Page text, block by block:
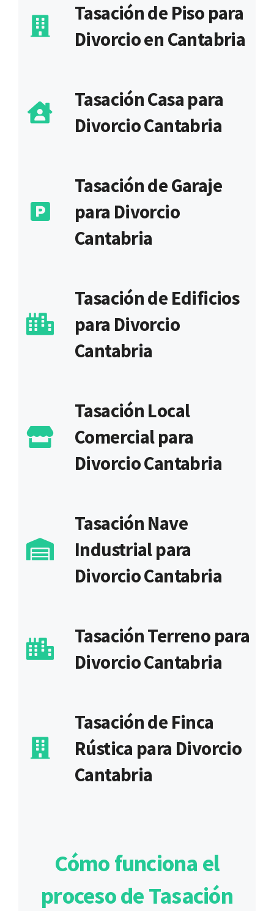
Tasación de Piso para
Divorcio en Cantabria
Tasación Casa para
Divorcio Cantabria
Tasación de Garaje
para Divorcio
Cantabria
Tasación de Edificios
para Divorcio
Cantabria
Tasación Local
Comercial para
Divorcio Cantabria
Tasación Nave
Industrial para
Divorcio Cantabria
Tasación Terreno para
Divorcio Cantabria
Tasación de Finca
Rústica para Divorcio
Cantabria
Cómo funciona el
proceso de Tasación